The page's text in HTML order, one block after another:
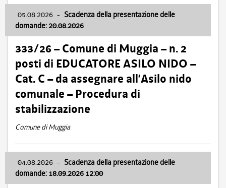
05.08.2026 - Scadenza della presentazione delle
domande: 20.08.2026
333/26 – Comune di Muggia – n. 2
posti di EDUCATORE ASILO NIDO –
Cat. C – da assegnare all’Asilo nido
comunale – Procedura di
stabilizzazione
Comune di Muggia
04.08.2026 - Scadenza della presentazione delle
domande: 18.09.2026 12:00